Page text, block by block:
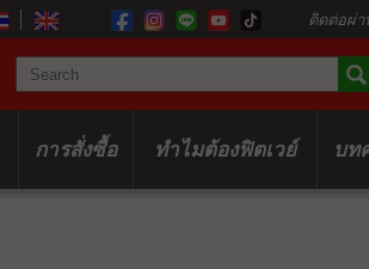
ติดต่อผ่า
การสั่งซื้อ ทำไมต้องฟิตเวย์ บท